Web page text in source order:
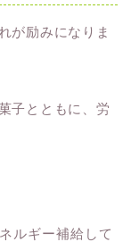
が励みになりま
子とともに、労
ルギー補給して